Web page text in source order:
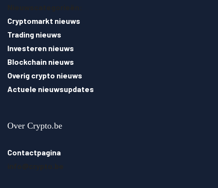
Cryptomarkt nieuws
Trading nieuws
Investeren nieuws
Blockchain nieuws
Overig crypto nieuws
Actuele nieuwsupdates
Over Crypto.be
Contactpagina